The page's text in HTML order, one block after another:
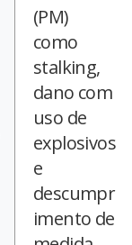
(PM)
como
stalking,
dano com
uso de
explosivos
e
descumpr
imento de